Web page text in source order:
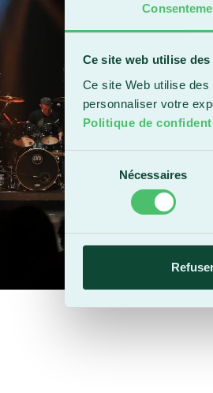
Ce site web utilise
Ce site Web utilise
personnaliser votre
Politique de
Sélection
consentement
Nécessaires